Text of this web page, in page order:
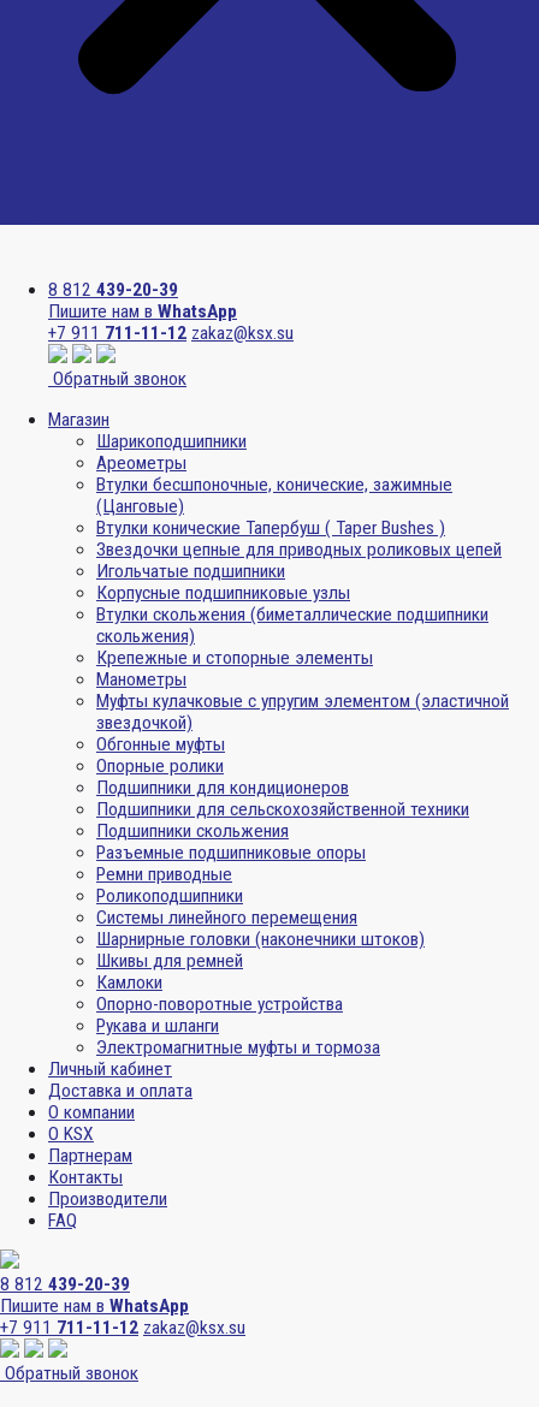
8 812 439-20-39
Пишите нам в WhatsApp
+7 911 711-11-12 zakaz@ksx.su
Обратный звонок
Магазин
Шарикоподшипники
Ареометры
Втулки бесшпоночные, конические, зажимные
(Цанговые)
Втулки конические Тапербуш ( Taper Bushes )
Звездочки цепные для приводных роликовых цепей
Игольчатые подшипники
Корпусные подшипниковые узлы
Втулки скольжения (биметаллические подшипники
скольжения)
Крепежные и стопорные элементы
Манометры
Муфты кулачковые с упругим элементом (эластичной
звездочкой)
Обгонные муфты
Опорные ролики
Подшипники для кондиционеров
Подшипники для сельскохозяйственной техники
Подшипники скольжения
Разъемные подшипниковые опоры
Ремни приводные
Роликоподшипники
Системы линейного перемещения
Шарнирные головки (наконечники штоков)
Шкивы для ремней
Камлоки
Опорно-поворотные устройства
Рукава и шланги
Электромагнитные муфты и тормоза
Личный кабинет
Доставка и оплата
О компании
О KSX
Партнерам
Контакты
Производители
FAQ
8 812 439-20-39
Пишите нам в WhatsApp
+7 911 711-11-12 zakaz@ksx.su
Обратный звонок